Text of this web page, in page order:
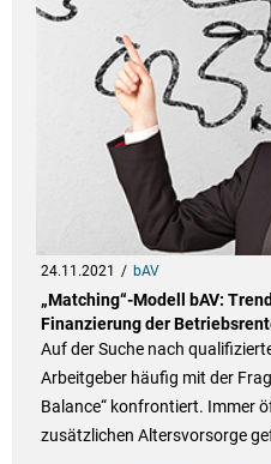
24.11.2021 bAV
„Matching“-Modell bAV:
Finanzierung der
Auf der Suche nach
Arbeitgeber häufig mit der
Balance“ konfrontiert. Immer
zusätzlichen Altersvorsorge